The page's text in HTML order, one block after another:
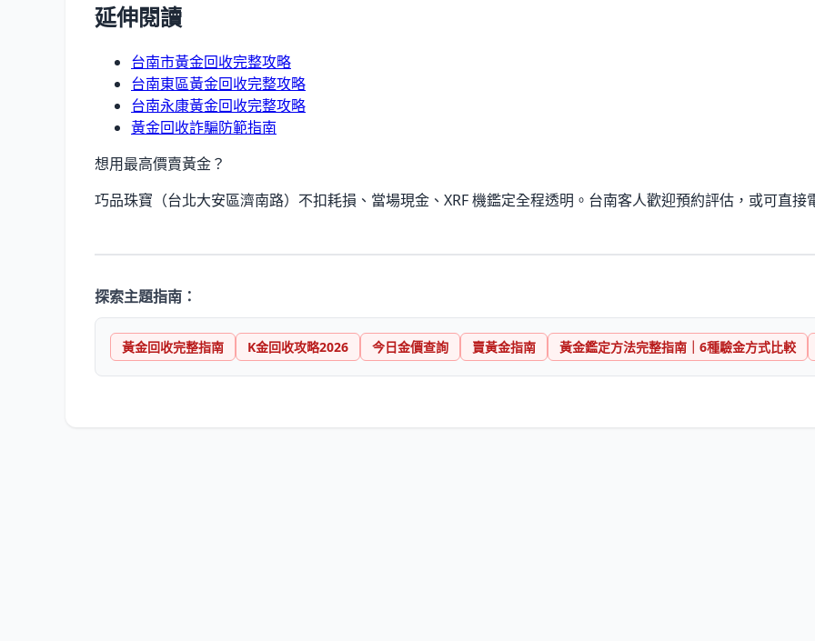
延伸閱讀
台南市黃金回收完整攻略
台南東區黃金回收完整攻略
台南永康黃金回收完整攻略
黃金回收詐騙防範指南
想用最高價賣黃金？
巧品珠寶（台北大安區濟南路）不扣耗損、當場現金、XRF 機鑑定全程透明。台南客人歡迎預約評估，或可直接
探索主題指南：
黃金回收完整指南 K金回收攻略2026 今日金價查詢 賣黃金指南 黃金鑑定方法完整指南｜6種驗金方式比較